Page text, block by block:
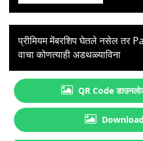
प्रीमियम मेंबरशिप घेतले नसेल तर
वाचा कोणत्याही अडथळ्याविना
QR Code